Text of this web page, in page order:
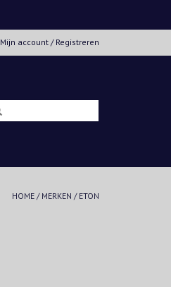
Mijn account / Registreren
HOME / MERKEN / ETON